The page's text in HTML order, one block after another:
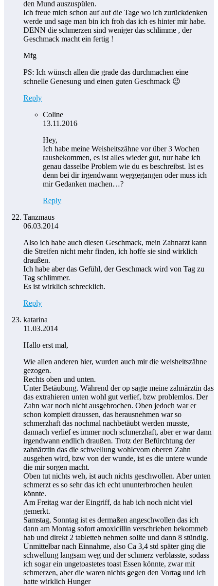
den Mund auszuspülen.
Ich freue mich schon auf auf die Tage wo ich zurückdenken
werde und sage man bin ich froh das ich es hinter mir habe.
DENN die schmerzen sind weniger das schlimme , der
Geschmack macht ein fertig !
Mfg
PS: Ich wünsch allen die grade das durchmachen eine
schnelle Genesung und einen guten Geschmack 😉
Reply
Coline
13.11.2016
Hey,
Ich habe meine Weisheitszähne vor über 3 Wochen
rausbekommen, es ist alles wieder gut, nur habe ich
genau dasselbe Problem wie du es beschreibst. Ist es
denn bei dir irgendwann weggegangen oder muss ich
mir Gedanken machen…?
Reply
Tanzmaus
06.03.2014
Also ich habe auch diesen Geschmack, mein Zahnarzt kann
die Streifen nicht mehr finden, ich hoffe sie sind wirklich
draußen.
Ich habe aber das Gefühl, der Geschmack wird von Tag zu
Tag schlimmer.
Es ist wirklich schrecklich.
Reply
katarina
11.03.2014
Hallo erst mal,
Wie allen anderen hier, wurden auch mir die weisheitszähne
gezogen.
Rechts oben und unten.
Unter Betäubung. Während der op sagte meine zahnärztin das
das extrahieren unten wohl gut verlief, bzw problemlos. Der
Zahn war noch nicht ausgebrochen. Oben jedoch war er
schon komplett draussen, das herausnehmen war so
schmerzhaft das nochmal nachbetäubt werden musste,
dannach verlief es immer noch schmerzhaft, aber er war dann
irgendwann endlich draußen. Trotz der Befürchtung der
zahnärztin das die schwellung wohlcvom oberen Zahn
ausgehen wird, bzw von der wunde, ist es die untere wunde
die mir sorgen macht.
Oben tut nichts weh, ist auch nichts geschwollen. Aber unten
schmerzt es so sehr das ich echt ununterbrochen heulen
könnte.
Am Freitag war der Eingriff, da hab ich noch nicht viel
gemerkt.
Samstag, Sonntag ist es dermaßen angeschwollen das ich
dann am Montag sofort amoxicillin verschrieben bekommeb
hab und direkt 2 tabletteb nehmen sollte und dann 8 stündig.
Unmittelbar nach Einnahme, also Ca 3,4 std später ging die
schwellung langsam weg und der schmerz verblasste, sodass
ich sogar ein ungetoastetes toast Essen könnte, zwar mit
schmerzen, aber die waren nichts gegen den Vortag und ich
hatte wirklich Hunger